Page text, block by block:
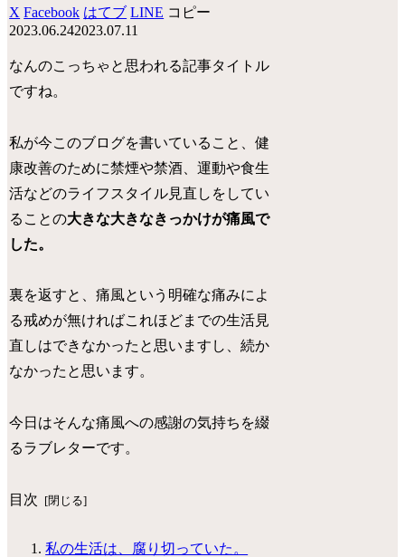
X Facebook はてブ LINE コピー
2023.06.242023.07.11
なんのこっちゃと思われる記事タイトル
ですね。
私が今このブログを書いていること、健
康改善のために禁煙や禁酒、運動や食生
活などのライフスタイル見直しをしてい
ることの大きな大きなきっかけが痛風で
した。
裏を返すと、痛風という明確な痛みによ
る戒めが無ければこれほどまでの生活見
直しはできなかったと思いますし、続か
なかったと思います。
今日はそんな痛風への感謝の気持ちを綴
るラブレターです。
目次
私の生活は、腐り切っていた。